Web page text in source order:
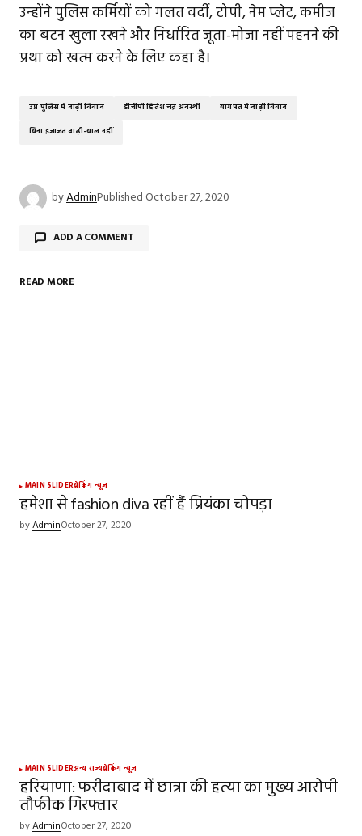
उन्होंने पुलिस कर्मियों को गलत वर्दी, टोपी, नेम प्लेट, कमीज
का बटन खुला रखने और निर्धारित जूता-मोजा नहीं पहनने की
प्रथा को खत्म करने के लिए कहा है।
उप्र पुलिस में दाढ़ी विवाद डीजीपी हितेश चंद्र अवस्थी बागपत में दाढ़ी विवाद
बिना इजाजत दाढ़ी-बाल नहीं
byAdminPublishedOctober 27, 2020
ADD A COMMENT
READ MORE
MAIN SLIDERब्रेकिंग न्यूज़
हमेशा से fashion diva रहीं हैं प्रियंका चोपड़ा
byAdminOctober 27, 2020
MAIN SLIDERअन्य राज्यब्रेकिंग न्यूज़
हरियाणा: फरीदाबाद में छात्रा की हत्या का मुख्य आरोपी
तौफीक गिरफ्तार
byAdminOctober 27, 2020